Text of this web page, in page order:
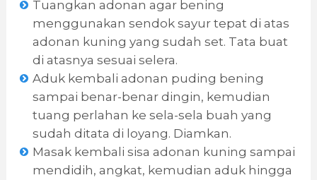
Tuangkan adonan agar bening
menggunakan sendok sayur tepat di atas
adonan kuning yang sudah set. Tata buat
di atasnya sesuai selera.
Aduk kembali adonan puding bening
sampai benar-benar dingin, kemudian
tuang perlahan ke sela-sela buah yang
sudah ditata di loyang. Diamkan.
Masak kembali sisa adonan kuning sampai
mendidih, angkat, kemudian aduk hingga